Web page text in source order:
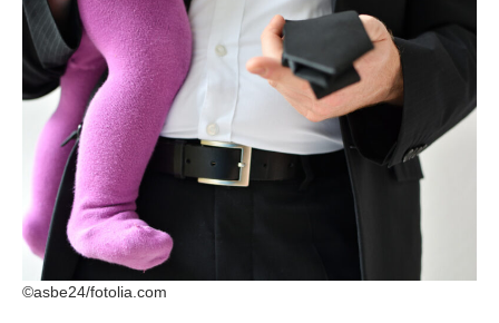
©asbe24/fotolia.com